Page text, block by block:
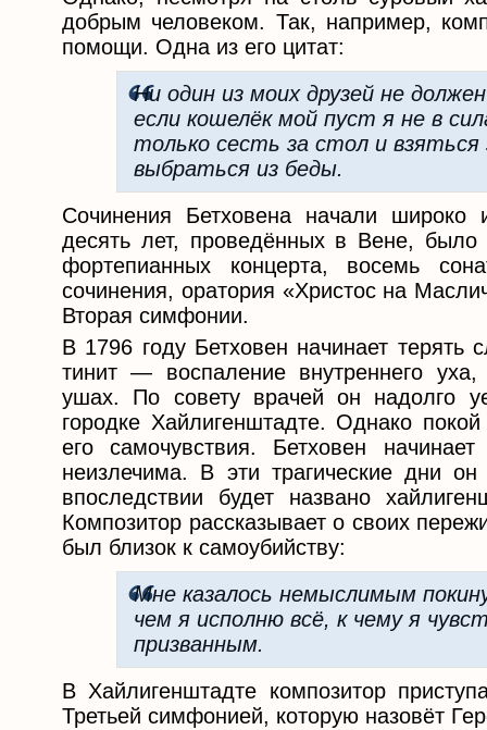
добрым человеком. Так, например,
помощи. Одна из его цитат:
Ни один из моих друзей не
если кошелёк мой пуст я не в
только сесть за стол и взяться
выбраться из беды.
Сочинения Бетховена начали широко
десять лет, проведённых в Вене,
фортепианных концерта, восемь
сочинения, оратория «Христос на
Вторая симфонии.
В 1796 году Бетховен начинает терять
тинит — воспаление внутреннего
ушах. По совету врачей он надолго
городке Хайлигенштадте. Однако
его самочувствия. Бетховен
неизлечима. В эти трагические дни
впоследствии будет названо
Композитор рассказывает о своих
был близок к самоубийству:
Мне казалось немыслимым
чем я исполню всё, к чему я
призванным.
В Хайлигенштадте композитор
Третьей симфонией, которую назовёт